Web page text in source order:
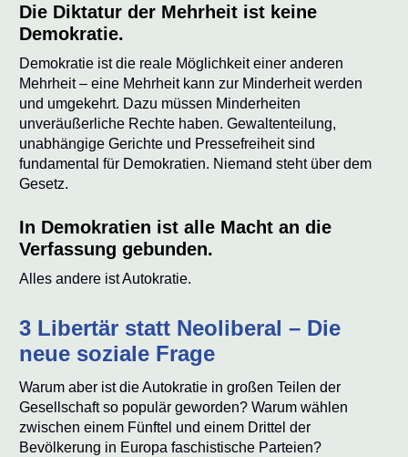
Die Diktatur der Mehrheit ist keine
Demokratie.
Demokratie ist die reale Möglichkeit einer anderen
Mehrheit – eine Mehrheit kann zur Minderheit werden
und umgekehrt. Dazu müssen Minderheiten
unveräußerliche Rechte haben. Gewaltenteilung,
unabhängige Gerichte und Pressefreiheit sind
fundamental für Demokratien. Niemand steht über dem
Gesetz.
In Demokratien ist alle Macht an die
Verfassung gebunden.
Alles andere ist Autokratie.
3 Libertär statt Neoliberal – Die
neue soziale Frage
Warum aber ist die Autokratie in großen Teilen der
Gesellschaft so populär geworden? Warum wählen
zwischen einem Fünftel und einem Drittel der
Bevölkerung in Europa faschistische Parteien?